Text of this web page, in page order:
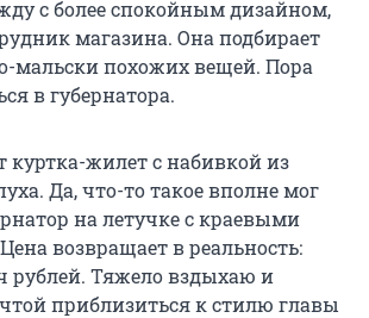
с более спокойным дизайном,
магазина. Она подбирает
мальски похожих вещей. Пора
в губернатора.
куртка-жилет с набивкой из
Да, что-то такое вполне мог
на летучке с краевыми
возвращает в реальность:
рублей. Тяжело вздыхаю и
приблизиться к стилю главы